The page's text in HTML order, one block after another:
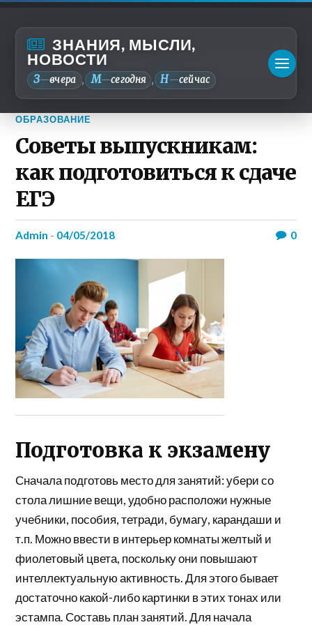
ЗНАНИЯ, МЫСЛИ,
НОВОСТИ
З—вчера , М—сегодня , Н—сейчас
ОБРАЗОВАНИЕ
Cоветы выпускникам:
как подготовиться к сдаче
ЕГЭ
admin - 04/05/2018 0
Подготовка к экзамену
Сначала подготовь место для занятий: убери со
стола лишние вещи, удобно расположи нужные
учебники, пособия, тетради, бумагу, карандаши и
т.п. Можно ввести в интерьер комнаты желтый и
фиолетовый цвета, поскольку они повышают
интеллектуальную активность. Для этого бывает
достаточно какой-либо картинки в этих тонах или
эстампа. Составь план занятий. Для начала